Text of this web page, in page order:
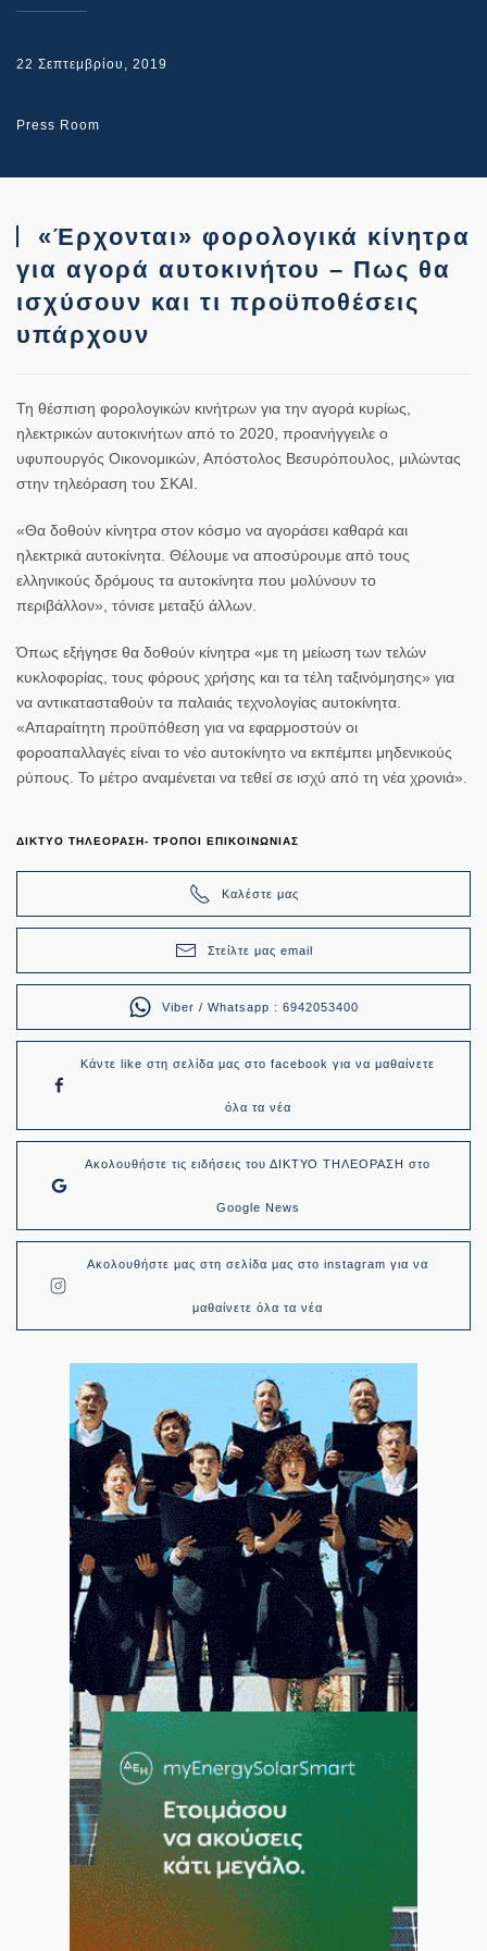
22 Σεπτεμβρίου, 2019
Press Room
«Έρχονται» φορολογικά κίνητρα
για αγορά αυτοκινήτου – Πως θα
ισχύσουν και τι προϋποθέσεις
υπάρχουν
Τη θέσπιση φορολογικών κινήτρων για την αγορά κυρίως,
ηλεκτρικών αυτοκινήτων από το 2020, προανήγγειλε ο
υφυπουργός Οικονομικών, Απόστολος Βεσυρόπουλος, μιλώντας
στην τηλεόραση του ΣΚΑΙ.
«Θα δοθούν κίνητρα στον κόσμο να αγοράσει καθαρά και
ηλεκτρικά αυτοκίνητα. Θέλουμε να αποσύρουμε από τους
ελληνικούς δρόμους τα αυτοκίνητα που μολύνουν το
περιβάλλον», τόνισε μεταξύ άλλων.
Όπως εξήγησε θα δοθούν κίνητρα «με τη μείωση των τελών
κυκλοφορίας, τους φόρους χρήσης και τα τέλη ταξινόμησης» για
να αντικατασταθούν τα παλαιάς τεχνολογίας αυτοκίνητα.
«Απαραίτητη προϋπόθεση για να εφαρμοστούν οι
φοροαπαλλαγές είναι το νέο αυτοκίνητο να εκπέμπει μηδενικούς
ρύπους. Το μέτρο αναμένεται να τεθεί σε ισχύ από τη νέα χρονιά».
ΔΙΚΤΥΟ ΤΗΛΕΟΡΑΣΗ- ΤΡΟΠΟΙ ΕΠΙΚΟΙΝΩΝΙΑΣ
Καλέστε μας
Στείλτε μας email
Viber / Whatsapp : 6942053400
Κάντε like στη σελίδα μας στο facebook για να μαθαίνετε
όλα τα νέα
Ακολουθήστε τις ειδήσεις του ΔΙΚΤΥΟ ΤΗΛΕΟΡΑΣΗ στο
Google News
Ακολουθήστε μας στη σελίδα μας στο instagram για να
μαθαίνετε όλα τα νέα